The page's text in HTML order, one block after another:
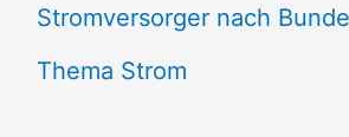
e
n
Stromversorger nach
Thema Strom